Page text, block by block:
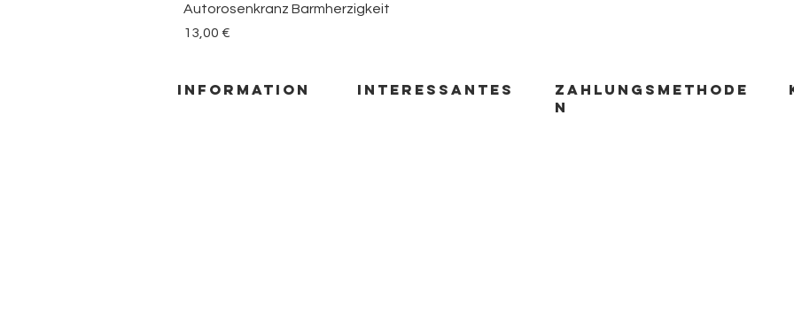
Autorosenkranz Barmherzigkeit
Preis
13,00 €
information
zahlungsmethode
n
INTERESSANTES